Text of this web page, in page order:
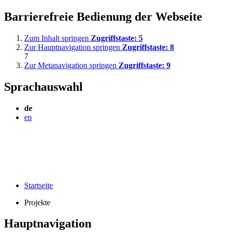
Barrierefreie Bedienung der Webseite
Zum Inhalt springen Zugriffstaste: 5
Zur Hauptnavigation springen Zugriffstaste: 8
7
Zur Metanavigation springen Zugriffstaste: 9
Sprachauswahl
de
en
Startseite
Projekte
Hauptnavigation